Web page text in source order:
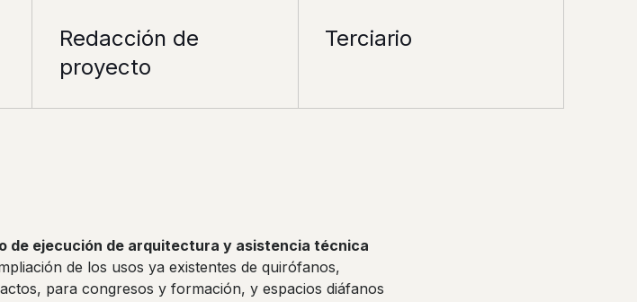
Redacción de
proyecto
Terciario
de ejecución de arquitectura y asistencia técnica
de los usos ya existentes de quirófanos,
para congresos y formación, y espacios diáfanos